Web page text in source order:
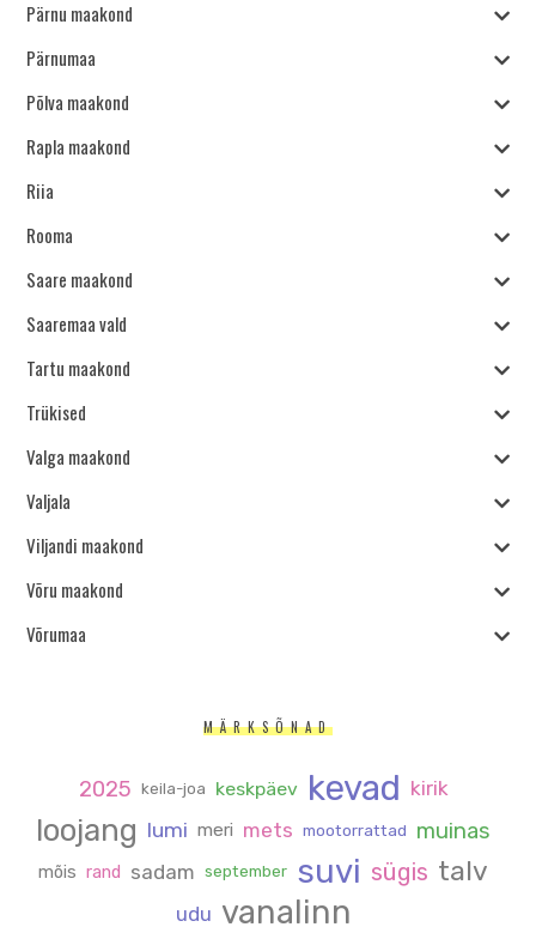
Pärnu maakond
Pärnumaa
Põlva maakond
Rapla maakond
Riia
Rooma
Saare maakond
Saaremaa vald
Tartu maakond
Trükised
Valga maakond
Valjala
Viljandi maakond
Võru maakond
Võrumaa
MÄRKSÕNAD
2025 keila-joa keskpäev kevad kirik
loojang lumi meri mets mootorrattad muinas
mõis rand sadam september suvi sügis talv
udu vanalinn